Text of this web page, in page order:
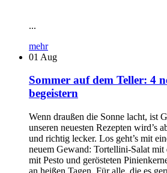
...
mehr
01 Aug
Sommer auf dem Teller: 4
begeistern
Wenn draußen die Sonne lacht, ist
unseren neuesten Rezepten wird’s
und richtig lecker. Los geht’s mit
neuem Gewand: Tortellini-Salat
mit Pesto und gerösteten
an heißen Tagen. Für alle, die es